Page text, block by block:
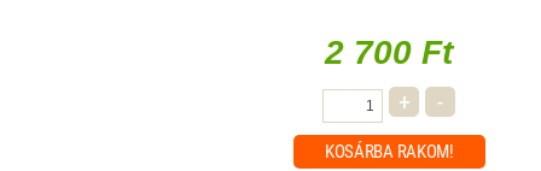
2 700 Ft
+ -
KOSÁRBA RAKOM!